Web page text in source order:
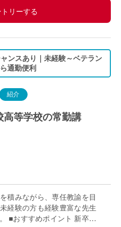
トリーする
ンスあり｜未経験～ベテラン
通勤便利
紹介
高等学校の常勤講
積みながら、専任教諭を目
経験の方も経験豊富な先生
■おすすめポイント 新卒・